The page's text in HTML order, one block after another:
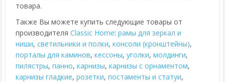
товара.
Также Вы можете купить следующие товары от
производителя Classic Home: рамы для зеркал и
ниши, cветильники и полки, консоли (кронштейны),
порталы для каминов, кессоны, уголки, молдинги,
пилястры, панно, карнизы, карнизы с орнаментом,
карнизы гладкие, розетки, постаменты и статуи,